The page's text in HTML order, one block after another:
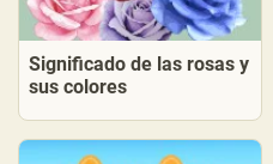
Significado de las rosas y
sus colores